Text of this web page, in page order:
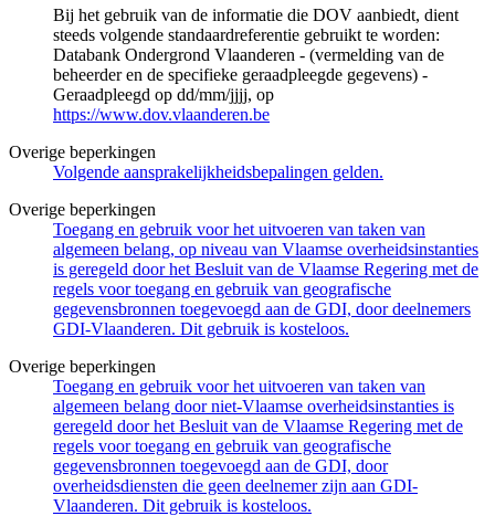
Bij het gebruik van de informatie die DOV aanbiedt, dient
steeds volgende standaardreferentie gebruikt te worden:
Databank Ondergrond Vlaanderen - (vermelding van de
beheerder en de specifieke geraadpleegde gegevens) -
Geraadpleegd op dd/mm/jjjj, op
https://www.dov.vlaanderen.be
Overige beperkingen
Volgende aansprakelijkheidsbepalingen gelden.
Overige beperkingen
Toegang en gebruik voor het uitvoeren van taken van
algemeen belang, op niveau van Vlaamse overheidsinstanties
is geregeld door het Besluit van de Vlaamse Regering met de
regels voor toegang en gebruik van geografische
gegevensbronnen toegevoegd aan de GDI, door deelnemers
GDI-Vlaanderen. Dit gebruik is kosteloos.
Overige beperkingen
Toegang en gebruik voor het uitvoeren van taken van
algemeen belang door niet-Vlaamse overheidsinstanties is
geregeld door het Besluit van de Vlaamse Regering met de
regels voor toegang en gebruik van geografische
gegevensbronnen toegevoegd aan de GDI, door
overheidsdiensten die geen deelnemer zijn aan GDI-
Vlaanderen. Dit gebruik is kosteloos.